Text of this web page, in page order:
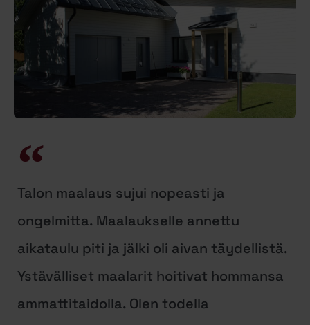
Talon maalaus sujui nopeasti ja
ongelmitta. Maalaukselle annettu
aikataulu piti ja jälki oli aivan täydellistä.
Ystävälliset maalarit hoitivat hommansa
ammattitaidolla. Olen todella